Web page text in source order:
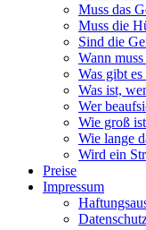
Muss das
Muss die
Sind die
Wann
Was gibt
Was ist,
Wer
Wie groß
Wie lange
Wird ein
Preise
Impressum